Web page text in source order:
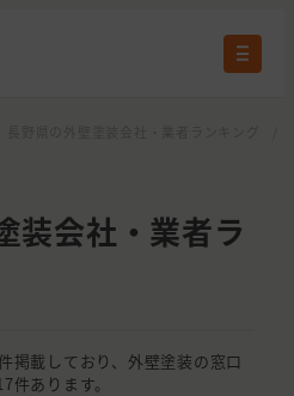
装会社・業者ラ
掲載しており、外壁塗装の窓口
あります。